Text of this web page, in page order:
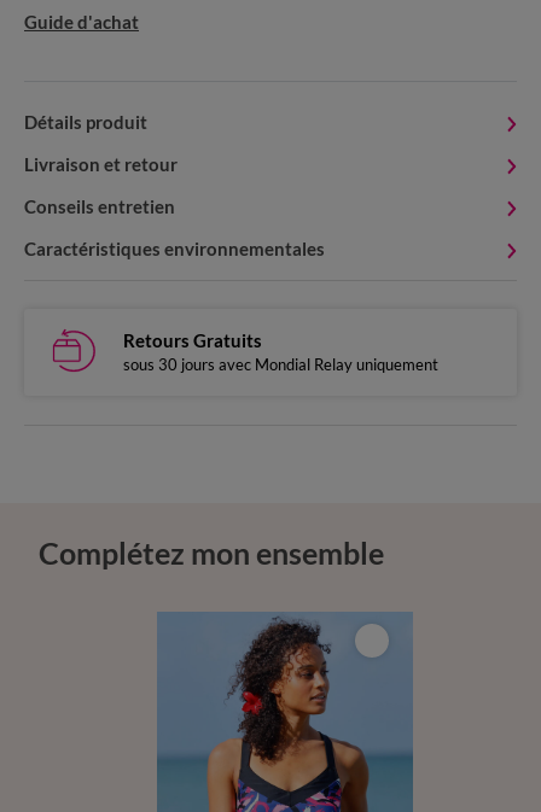
Guide d'achat
Détails produit
Livraison et retour
Conseils entretien
Caractéristiques environnementales
Retours Gratuits
sous 30 jours avec Mondial Relay uniquement
Complétez mon ensemble